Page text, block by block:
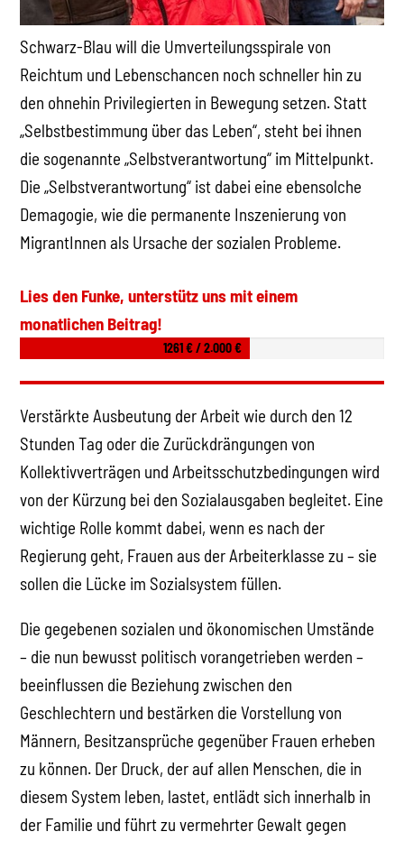
Schwarz-Blau will die Umverteilungsspirale von
Reichtum und Lebenschancen noch schneller hin zu
den ohnehin Privilegierten in Bewegung setzen. Statt
„Selbstbestimmung über das Leben“, steht bei ihnen
die sogenannte „Selbstverantwortung“ im Mittelpunkt.
Die „Selbstverantwortung“ ist dabei eine ebensolche
Demagogie, wie die permanente Inszenierung von
MigrantInnen als Ursache der sozialen Probleme.
Lies den Funke, unterstütz uns mit einem
monatlichen Beitrag!
1261 € / 2.000 €
Verstärkte Ausbeutung der Arbeit wie durch den 12
Stunden Tag oder die Zurückdrängungen von
Kollektivverträgen und Arbeitsschutzbedingungen wird
von der Kürzung bei den Sozialausgaben begleitet. Eine
wichtige Rolle kommt dabei, wenn es nach der
Regierung geht, Frauen aus der Arbeiterklasse zu – sie
sollen die Lücke im Sozialsystem füllen.
Die gegebenen sozialen und ökonomischen Umstände
– die nun bewusst politisch vorangetrieben werden –
beeinflussen die Beziehung zwischen den
Geschlechtern und bestärken die Vorstellung von
Männern, Besitzansprüche gegenüber Frauen erheben
zu können. Der Druck, der auf allen Menschen, die in
diesem System leben, lastet, entlädt sich innerhalb in
der Familie und führt zu vermehrter Gewalt gegen